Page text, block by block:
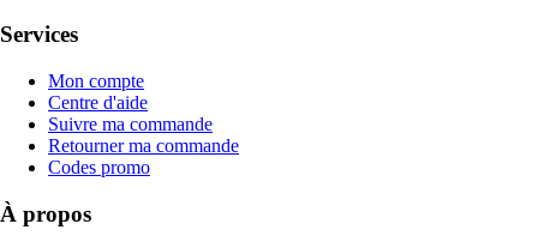
Services
Mon compte
Centre d'aide
Suivre ma commande
Retourner ma commande
Codes promo
À propos